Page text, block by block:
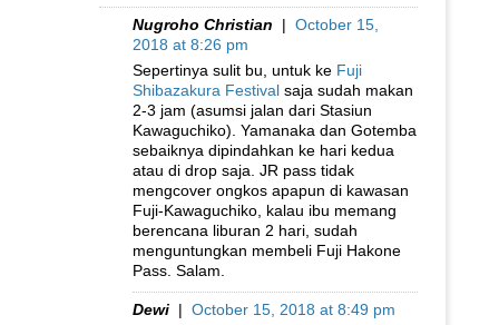
Nugroho Christian | October 15,
2018 at 8:26 pm
Sepertinya sulit bu, untuk ke Fuji
Shibazakura Festival saja sudah makan
2-3 jam (asumsi jalan dari Stasiun
Kawaguchiko). Yamanaka dan Gotemba
sebaiknya dipindahkan ke hari kedua
atau di drop saja. JR pass tidak
mengcover ongkos apapun di kawasan
Fuji-Kawaguchiko, kalau ibu memang
berencana liburan 2 hari, sudah
menguntungkan membeli Fuji Hakone
Pass. Salam.
Dewi | October 15, 2018 at 8:49 pm